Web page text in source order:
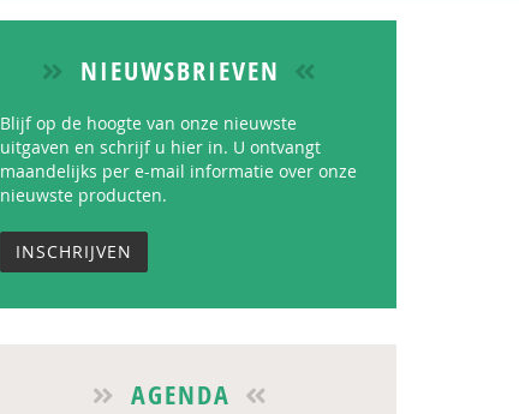
NIEUWSBRIEVEN
Blijf op de hoogte van onze nieuwste
uitgaven en schrijf u hier in. U ontvangt
maandelijks per e-mail informatie over onze
nieuwste producten.
INSCHRIJVEN
AGENDA